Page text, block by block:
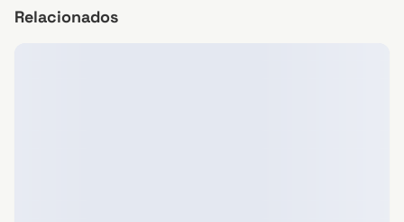
Relacionados